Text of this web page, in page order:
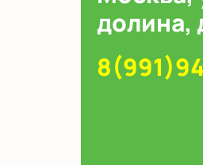
в
долина,